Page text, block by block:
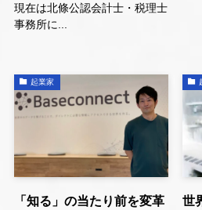
現在は北條公認会計士・税理士
事務所に...
起業家
「知る」の当たり前を変革
世